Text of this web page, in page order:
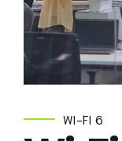
WI-FI 6